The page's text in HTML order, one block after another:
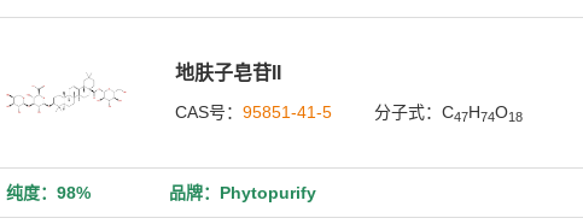
地肤子皂苷II
CAS号： 95851-41-5 分子式：C47H74O18
纯度：98% 品牌：Phytopurify